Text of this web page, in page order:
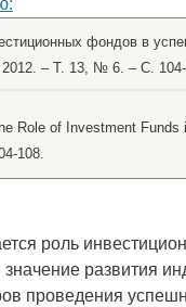
фондов в
2012. – Т. 13, № 6. – С.
Role of Investment
108.
роль
значение развития
проведения